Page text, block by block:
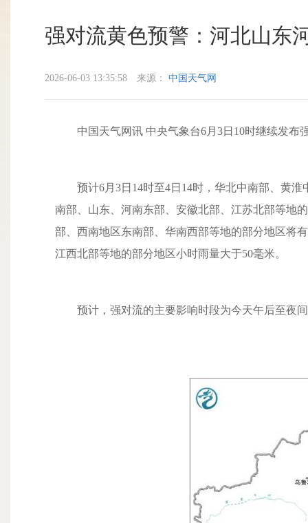
强对流黄色预警：河北山东
2026-06-03 13:35:58 来源： 中国天气网
中国天气网讯 中央气象台6月3日10时继续发布
预计6月3日14时至4日14时，华北中南部、黄淮
南部、山东、河南东部、安徽北部、江苏北部等地
部、西南地区东南部、华南西部等地的部分地区将
江西北部等地的部分地区小时雨量大于50毫米。
预计，强对流的主要影响时段为今天午后至夜